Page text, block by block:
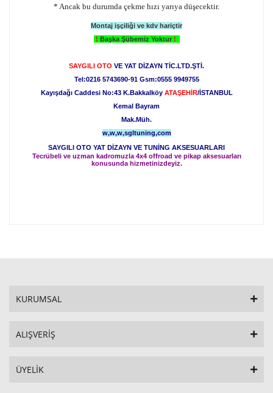
* Ancak bu durumda çekme hızı yarıya düşecektir.
Montaj işçiliği ve kdv hariçtir
! Başka Şübemiz Yoktur !
SAYGILI OTO VE YAT DİZAYN TİC.LTD.ŞTİ.
Tel:0216 5743690-91 Gsm:0555 9949755
Kayışdağı Caddesi No:43 K.Bakkalköy ATAŞEHİR/İSTANBUL
Kemal Bayram
Mak.Müh.
w,w,w,sgltuning,com
SAYGILI OTO YAT DİZAYN VE TUNİNG AKSESUARLARI
Tecrübeli ve uzman kadromuzla 4x4 offroad ve pikap aksesuarları
konusunda hizmetinizdeyiz.
KURUMSAL
ALIŞVERİŞ
ÜYELİK